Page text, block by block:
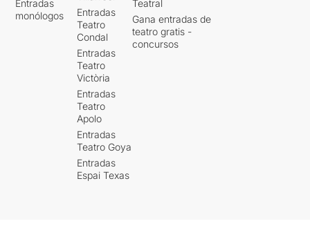
Entradas
monólogos
Entradas
Teatro
Condal
Entradas
Teatro
Victòria
Entradas
Teatro
Apolo
Entradas
Teatro Goya
Entradas
Espai Texas
Teatral
Gana entradas de
teatro gratis -
concursos